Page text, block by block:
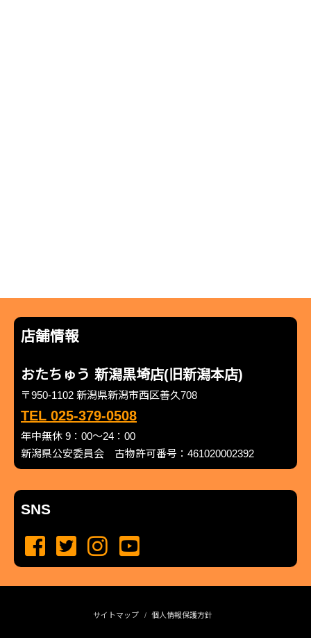
店舗情報
おたちゅう 新潟黒埼店(旧新潟本店)
〒950-1102 新潟県新潟市西区善久708
TEL 025-379-0508
年中無休 9：00～24：00
新潟県公安委員会 古物許可番号：461020002392
SNS
サイトマップ 個人情報保護方針